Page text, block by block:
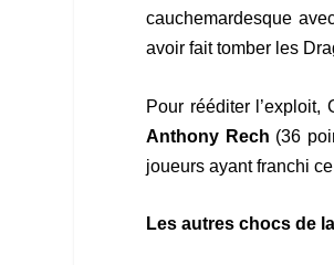
cauchemardesque
avoir fait tomber les
Pour rééditer
Anthony Rech (36
joueurs ayant franchi
Les autres chocs de